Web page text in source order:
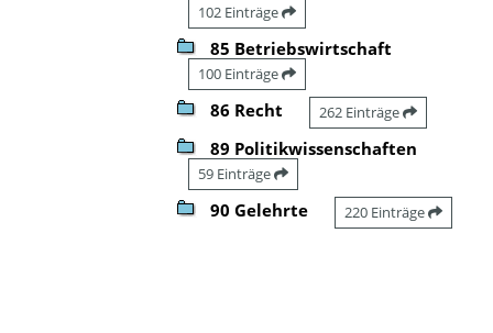
102 Einträge
85 Betriebswirtschaft
100 Einträge
86 Recht 262 Einträge
89 Politikwissenschaften
59 Einträge
90 Gelehrte 220 Einträge